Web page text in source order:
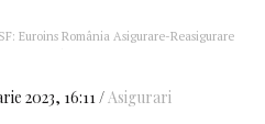
Euroins România Asigurare-Reasigurare
2023, 16:11 Asigurari